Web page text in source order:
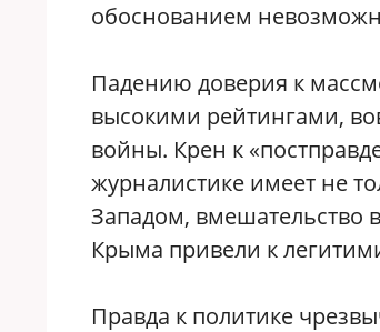
обоснованием
Падению доверия к
высокими рейтингами,
войны. Крен к
журналистике имеет не
Западом, вмешательство
Крыма привели к
Правда к политике